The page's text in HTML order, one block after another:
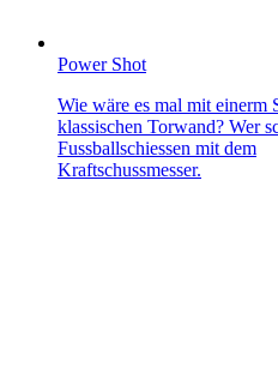
Power Shot
Wie wäre es mal mit einerm
klassischen Torwand? Wer
Fussballschiessen mit dem
Kraftschussmesser.